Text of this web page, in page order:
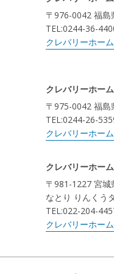
〒976-0042 福
TEL:0244-36-
クレバリーホー
クレバリーホー
〒975-0042 福島
TEL:0244-26-
クレバリーホー
クレバリーホー
〒981-1227 宮城
なとり りんくう
TEL:022-204-
クレバリーホー